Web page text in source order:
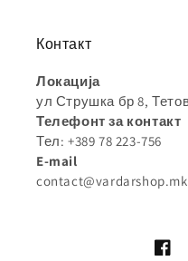
Контакт
Локација
ул Струшка бр 8,
Телефонт за контакт
Тел: +389 78 223-756
E-mail
contact@vardarshop.mk